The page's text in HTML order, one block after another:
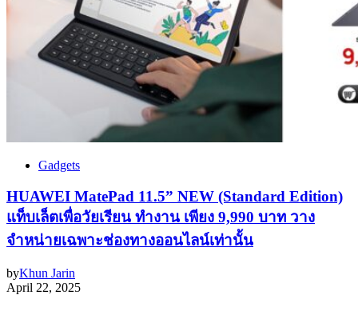
Gadgets
HUAWEI MatePad 11.5” NEW (Standard Edition)
แท็บเล็ตเพื่อวัยเรียน ทำงาน เพียง 9,990 บาท วาง
จำหน่ายเฉพาะช่องทางออนไลน์เท่านั้น
byKhun Jarin
April 22, 2025